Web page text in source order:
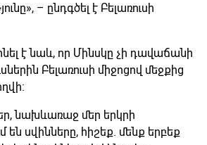
– ընդգծել է Բելառուսի
է նաև, որ Մինսկը չի դավաճանի
Բելառուսի միջոցով մեջքից
նախևառաջ մեր երկրի
են սվինները, հիշեք. մենք երբեք